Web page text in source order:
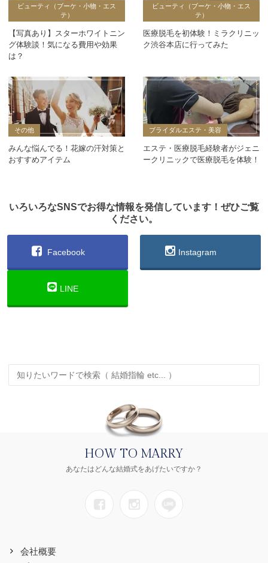
ビューティ（ブーケ・小物・エス
テ）
【写真あり】スターホワイトニン
グ体験談！気になる費用や効果
は？
ビューティ（ブーケ・小物・エス
テ）
医療脱毛を初体験！ミラクリニッ
ク渋谷本店に行ってみた
その他
みんな悩んでる！花嫁の汗対策と
おすすめアイテム
ブライダルエステ・美容
エステ・医療脱毛経験者がジェニ
ークリニックで医療脱毛を体験！
いろいろなSNSでお得な情報を発信しています！ぜひご覧
ください。
Facebook Instagram
LINE
HOW TO MARRY
あなたはどんな結婚式をあげたいですか？
会社概要